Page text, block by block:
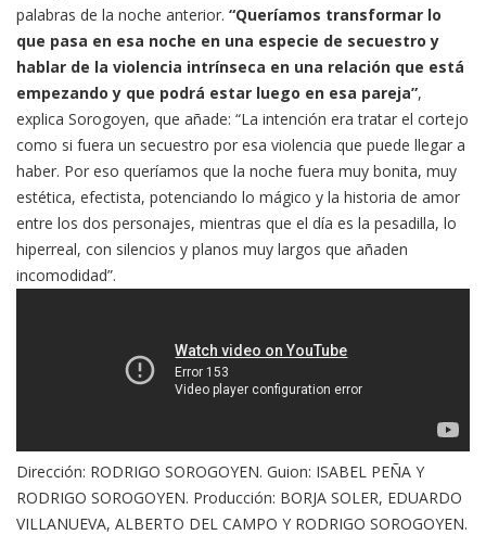
palabras de la noche anterior. “Queríamos transformar lo
que pasa en esa noche en una especie de secuestro y
hablar de la violencia intrínseca en una relación que está
empezando y que podrá estar luego en esa pareja”,
explica Sorogoyen, que añade: “La intención era tratar el cortejo
como si fuera un secuestro por esa violencia que puede llegar a
haber. Por eso queríamos que la noche fuera muy bonita, muy
estética, efectista, potenciando lo mágico y la historia de amor
entre los dos personajes, mientras que el día es la pesadilla, lo
hiperreal, con silencios y planos muy largos que añaden
incomodidad”.
Dirección: RODRIGO SOROGOYEN. Guion: ISABEL PEÑA Y
RODRIGO SOROGOYEN. Producción: BORJA SOLER, EDUARDO
VILLANUEVA, ALBERTO DEL CAMPO Y RODRIGO SOROGOYEN.